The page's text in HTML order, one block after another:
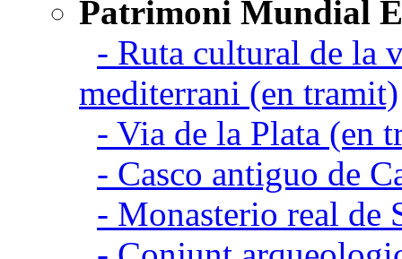
Patrimoni Mundial
- Ruta cultural de la
mediterrani (en tramit)
- Via de la Plata (en
- Casco antiguo de
- Monasterio real de